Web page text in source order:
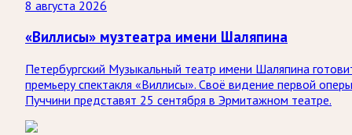
8 августа 2026
«Виллисы» музтеатра имени Шаляпина
Петербургский Музыкальный театр имени Шаляпина
премьеру спектакля «Виллисы». Своё видение первой оперы
Пуччини представят 25 сентября в Эрмитажном театре.